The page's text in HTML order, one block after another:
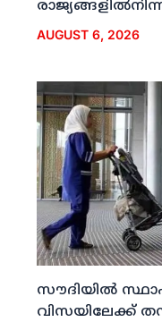
AUGUST 6, 2026
സൗദിയില്‍
വിസയിലേക്ക്